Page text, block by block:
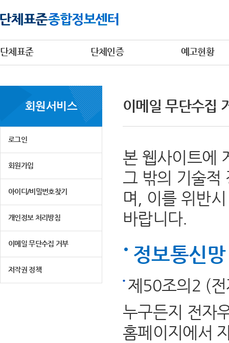
단체표준 단체인증 예고현황
회원서비스
로그인
회원가입
아이디/비밀번호찾기
개인정보 처리방침
이메일 무단수집 거부
저작권 정책
이메일 무단수집
본 웹사이트에
그 밖의 기술적
며, 이를 위반
바랍니다.
정보통신
제50조의2 (
누구든지 전자
홈페이지에서